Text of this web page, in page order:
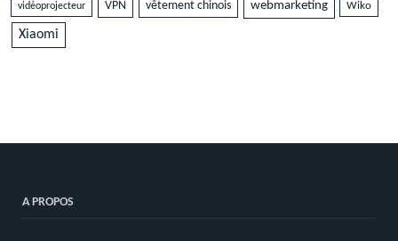
vidéoprojecteur VPN vêtement chinois webmarketing Wiko
Xiaomi
A PROPOS